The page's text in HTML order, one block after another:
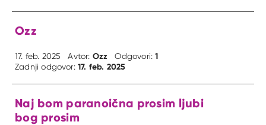
Ozz
17. feb. 2025 Avtor: Ozz Odgovori:1
Zadnji odgovor:17. feb. 2025
Naj bom paranoična prosim ljubi
bog prosim